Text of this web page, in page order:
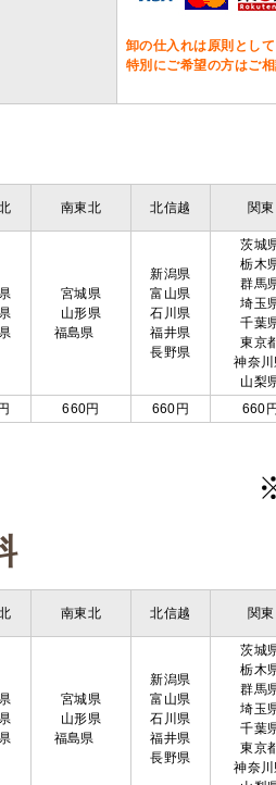
卸の仕入れは原則とし
特別にご希望の方はご
南東北 北信越 関東
宮城県
山形県
福島県
新潟県
富山県
石川県
福井県
長野県
茨城
栃木
群馬
埼玉
千葉
東京
神奈
山梨
660円 660円 660
送料
南東北 北信越 関東
宮城県
山形県
福島県
新潟県
富山県
石川県
福井県
長野県
茨城
栃木
群馬
埼玉
千葉
東京
神奈